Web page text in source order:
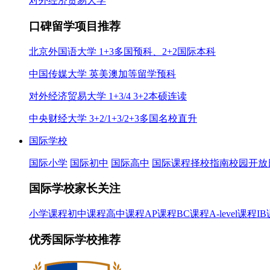
口碑留学项目推荐
北京外国语大学 1+3多国预科、2+2国际本科
中国传媒大学 英美澳加等留学预科
对外经济贸易大学 1+3/4 3+2本硕连读
中央财经大学 3+2/1+3/2+3多国名校直升
国际学校
国际小学 国际初中 国际高中 国际课程择校指南校园开放
国际学校家长关注
小学课程初中课程高中课程AP课程BC课程A-level课程IB
优秀国际学校推荐